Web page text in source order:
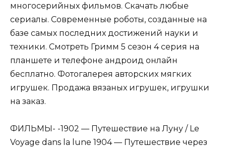
многосерийных фильмов. Скачать любые
сериалы. Современные роботы, созданные на
базе самых последних достижений науки и
техники. Смотреть Гримм 5 сезон 4 серия на
планшете и телефоне андроид онлайн
бесплатно. Фотогалерея авторских мягких
игрушек. Продажа вязаных игрушек, игрушки
на заказ.
ФИЛЬМЫ- -1902 — Путешествие на Луну / Le
Voyage dans la lune 1904 — Путешествие через